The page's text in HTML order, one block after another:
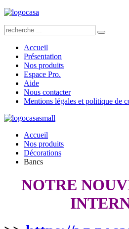
Accueil
Présentation
Nos produits
Espace Pro.
Aide
Nous contacter
Mentions légales et politique de
Accueil
Nos produits
Décorations
Bancs
NOTRE